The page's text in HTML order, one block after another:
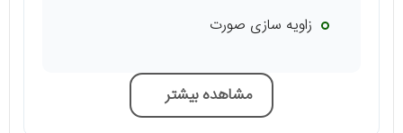
زاویه سازی صورت
مشاهده بیشتر